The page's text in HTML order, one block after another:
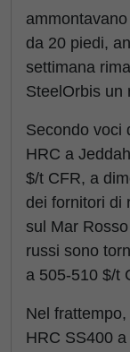
da 20 piedi,
settimana
SteelOrbis un
Secondo voci
HRC a
$/t CFR, a
dei fornitori di
sul Mar
russi sono
a 505-510 $/t
Nel
HRC SS400